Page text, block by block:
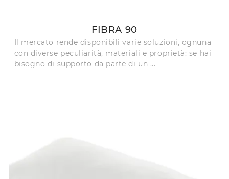
FIBRA 90
Il mercato rende disponibili varie soluzioni, ognuna
con diverse peculiarità, materiali e proprietà: se hai
bisogno di supporto da parte di un ...